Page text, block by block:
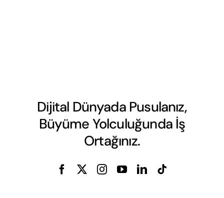
Dijital Dünyada Pusulanız,
Büyüme Yolculuğunda İş
Ortağınız.